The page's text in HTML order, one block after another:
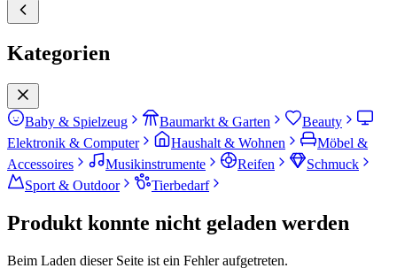
Kategorien
Baby & Spielzeug Baumarkt & Garten
Beauty
Elektronik & Computer
Haushalt & Wohnen
Möbel &
Accessoires
Musikinstrumente Reifen
Schmuck
Sport & Outdoor
Tierbedarf
Produkt konnte nicht geladen werden
Beim Laden dieser Seite ist ein Fehler aufgetreten.